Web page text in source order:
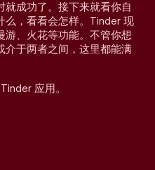
就成功了。接下来就看你自
么，看看会怎样。Tinder 现
游、火花等功能。不管你想
介于两者之间，这里都能满
应用。